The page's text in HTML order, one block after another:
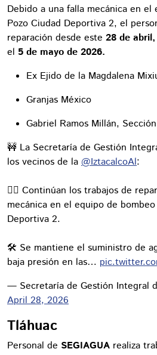
Debido a una falla mecánica en
Pozo Ciudad Deportiva 2, el
reparación desde este 28 de
el 5 de mayo de 2026.
Ex Ejido de la Magdalena
Granjas México
Gabriel Ramos Millán,
🚧 La Secretaría de Gestión
los vecinos de la @IztacalcoAl:
👷‍♀️ Continúan los trabajos de
mecánica en el equipo de
Deportiva 2.
🛠️ Se mantiene el suministro de
baja presión en las…
— Secretaría de Gestión Integral
April 28, 2026
Tláhuac
Personal de SEGIAGUA realiza